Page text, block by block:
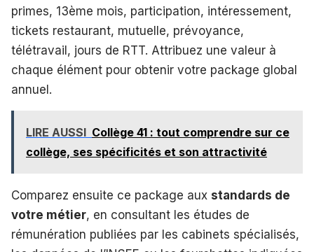
primes, 13ème mois, participation, intéressement,
tickets restaurant, mutuelle, prévoyance,
télétravail, jours de RTT. Attribuez une valeur à
chaque élément pour obtenir votre package global
annuel.
LIRE AUSSI Collège 41 : tout comprendre sur ce
collège, ses spécificités et son attractivité
Comparez ensuite ce package aux standards de
votre métier, en consultant les études de
rémunération publiées par les cabinets spécialisés,